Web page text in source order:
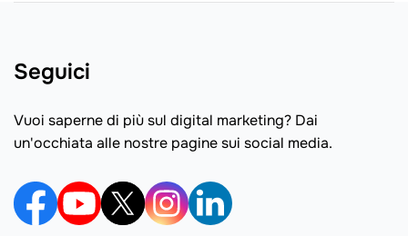
Seguici
Vuoi saperne di più sul digital marketing? Dai
un'occhiata alle nostre pagine sui social media.